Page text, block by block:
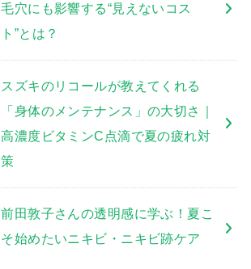
毛穴にも影響する“見えないコス
ト”とは？
スズキのリコールが教えてくれる
「身体のメンテナンス」の大切さ｜
高濃度ビタミンC点滴で夏の疲れ対
策
前田敦子さんの透明感に学ぶ！夏こ
そ始めたいニキビ・ニキビ跡ケア